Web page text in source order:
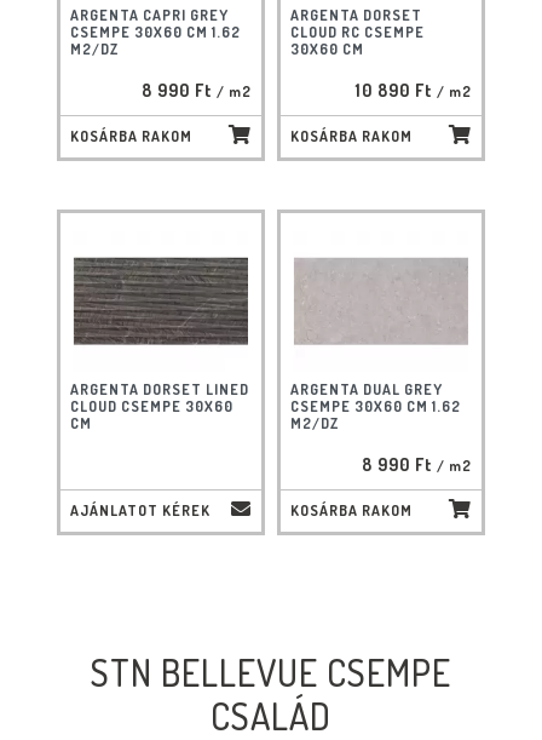
ARGENTA CAPRI GREY
CSEMPE 30X60 CM 1.62
M2/DZ
8 990 Ft / m2
KOSÁRBA RAKOM
ARGENTA DORSET
CLOUD RC CSEMPE
30X60 CM
10 890 Ft / m2
KOSÁRBA RAKOM
ARGENTA DORSET LINED
CLOUD CSEMPE 30X60
CM
AJÁNLATOT KÉREK
ARGENTA DUAL GREY
CSEMPE 30X60 CM 1.62
M2/DZ
8 990 Ft / m2
KOSÁRBA RAKOM
STN BELLEVUE CSEMPE
CSALÁD